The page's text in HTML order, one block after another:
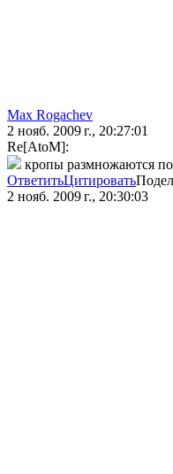
Max Rogachev
2 нояб. 2009 г., 20:27:01
Re[AtoM]:
кропы размножаются
ОтветитьЦитировать
2 нояб. 2009 г., 20:30:03